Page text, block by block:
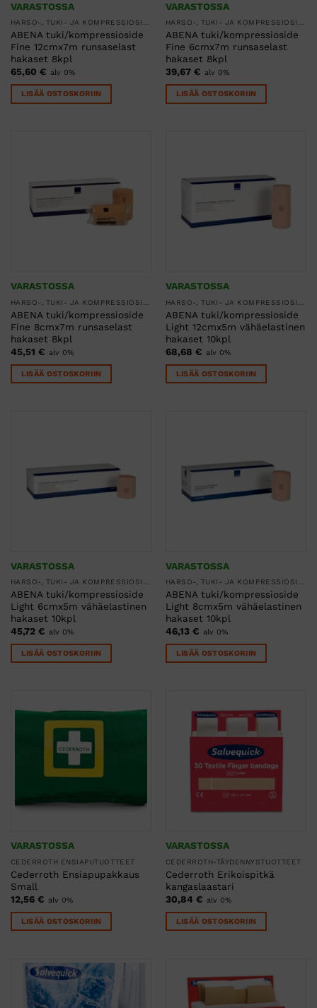
VARASTOSSA
HARSO-, TUKI- JA KOMPRESSIOSITEET
ABENA tuki/kompressioside
Fine 12cmx7m runsaselast
hakaset 8kpl
65,60 € alv 0%
LISÄÄ OSTOSKORIIN
VARASTOSSA
HARSO-, TUKI- JA KOMPRESSIOSITEET
ABENA tuki/kompressioside
Fine 6cmx7m runsaselast
hakaset 8kpl
39,67 € alv 0%
LISÄÄ OSTOSKORIIN
VARASTOSSA
ABENA tuki/kompressioside
Fine 8cmx7m runsaselast
hakaset 8kpl
45,51 € alv 0%
LISÄÄ OSTOSKORIIN
VARASTOSSA
ABENA tuki/kompressioside
Light 12cmx5m vähäelastinen
hakaset 10kpl
68,68 € alv 0%
LISÄÄ OSTOSKORIIN
VARASTOSSA
HARSO-, TUKI- JA KOMPRESSIOSITEET
ABENA tuki/kompressioside
Light 6cmx5m vähäelastinen
hakaset 10kpl
45,72 € alv 0%
LISÄÄ OSTOSKORIIN
VARASTOSSA
HARSO-, TUKI- JA KOMPRESSIOSITEET
ABENA tuki/kompressioside
Light 8cmx5m vähäelastinen
hakaset 10kpl
46,13 € alv 0%
LISÄÄ OSTOSKORIIN
VARASTOSSA
CEDERROTH ENSIAPUTUOTTEET
Cederroth Ensiapupakkaus
Small
12,56 € alv 0%
LISÄÄ OSTOSKORIIN
VARASTOSSA
CEDERROTH-TÄYDENNYSTUOTTEET
Cederroth Erikoispitkä
kangaslaastari
30,84 € alv 0%
LISÄÄ OSTOSKORIIN